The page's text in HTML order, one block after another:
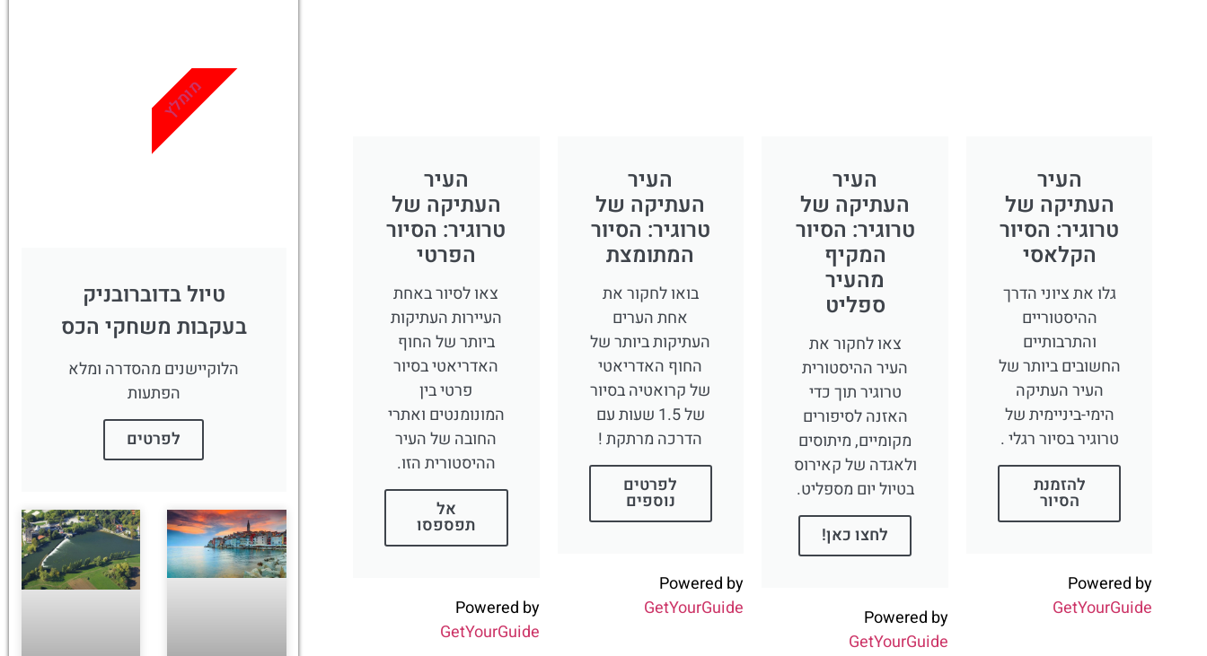
העיר
העתיקה של
טרוגיר: הסיור
הקלאסי
גלו את ציוני הדרך
ההיסטוריים
והתרבותיים
החשובים ביותר של
העיר העתיקה
הימי-ביניימית של
טרוגיר בסיור רגלי .
להזמנת
הסיור
Powered by
GetYourGuide
העיר
העתיקה של
טרוגיר: הסיור
המקיף
מהעיר
ספליט
צאו לחקור את
העיר ההיסטורית
טרוגיר תוך כדי
האזנה לסיפורים
מקומיים, מיתוסים
ולאגדה של קאירוס
בטיול יום מספליט.
לחצו כאן!
Powered by
GetYourGuide
העיר
העתיקה של
טרוגיר: הסיור
המתומצת
בואו לחקור את
אחת הערים
העתיקות ביותר של
החוף האדריאטי
של קרואטיה בסיור
של 1.5 שעות עם
הדרכה מרתקת !
לפרטים
נוספים
Powered by
GetYourGuide
העיר
העתיקה של
טרוגיר: הסיור
הפרטי
צאו לסיור באחת
העיירות העתיקות
ביותר של החוף
האדריאטי בסיור
פרטי בין
המונומנטים ואתרי
החובה של העיר
ההיסטורית הזו.
אל
תפספסו
Powered by
GetYourGuide
מגוון פעילויות
ואטרקציות
שאסור לפספס
לחצו פה!
טיול בדוברובניק
בעקבות משחקי הכס
הלוקיישנים מהסדרה ומלא
הפתעות
לפרטים
מומלץ